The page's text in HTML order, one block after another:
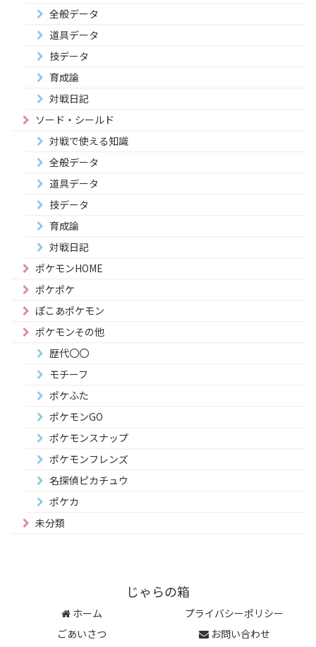
全般データ
道具データ
技データ
育成論
対戦日記
ソード・シールド
対戦で使える知識
全般データ
道具データ
技データ
育成論
対戦日記
ポケモンHOME
ポケポケ
ぽこあポケモン
ポケモンその他
歴代〇〇
モチーフ
ポケふた
ポケモンGO
ポケモンスナップ
ポケモンフレンズ
名探偵ピカチュウ
ポケカ
未分類
じゃらの箱
ホーム
プライバシーポリシー
ごあいさつ
お問い合わせ